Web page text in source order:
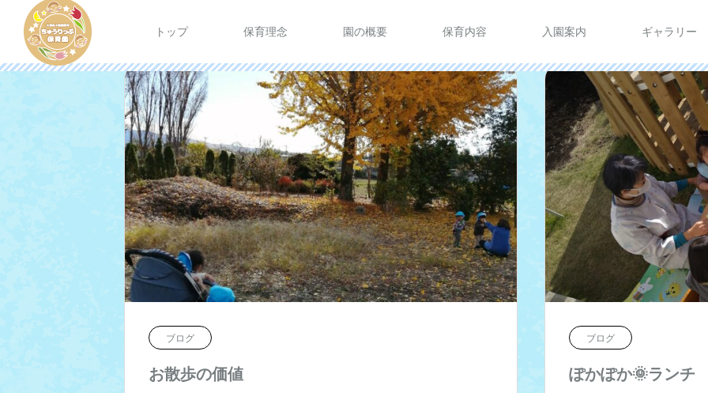
トップ 保育理念 園の概要 保育内容 入園案内 ギャラリー
ブログ
お散歩の価値
ブログ
ぽかぽか🌞ランチ